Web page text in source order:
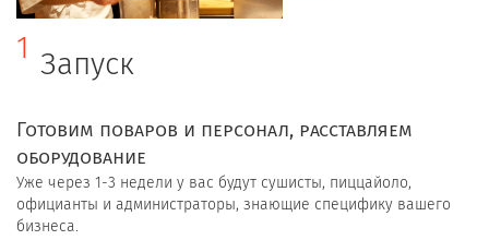
1 Запуск
Готовим поваров и персонал, расставляем
оборудование
Уже через 1-3 недели у вас будут сушисты, пиццайоло,
официанты и администраторы, знающие специфику вашего
бизнеса.